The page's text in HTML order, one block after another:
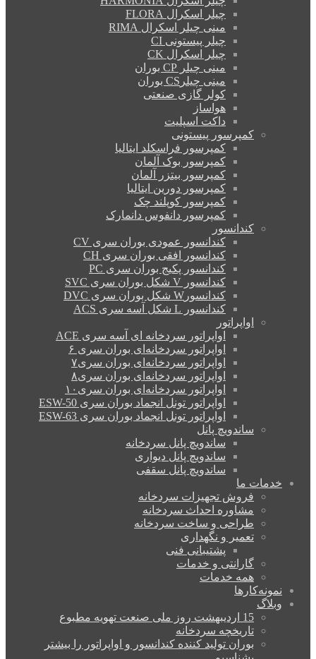
چیلر اسکرال FLORA
مینی چیلر اسکرال RIMA
چیلر پیستونی CI
چیلر اسکرال CK
مینی چیلر CP بوران
مینی چیلرCS بوران
کولر گازی صنعتی
هواساز
داکت اسپلیت
کمپرسور پیستونی
کمپرسور فراسکلد ایتالیا
کمپرسور بوک آلمان
کمپرسور بیتزر آلمان
کمپرسور دورین ایتالیا
کمپرسور کوپلند چک
کمپرسور دانفوس دانمارک
کندانسور
کندانسور عمودی بوران سری CV
کندانسور افقی بوران سری CH
کندانسور پکیج بوران سری PC
کندانسور V شکل بوران سری SVC
کندانسورW شکل بوران سری DVC
کندانسور L شکل آسه سری ACS
اواپراتور
اواپراتور سردخانه ای آسه سری ACE
اواپراتور سردخانه‌ای بوران سری ۶
اواپراتور سردخانه‌ای بوران سری۷
اواپراتور سردخانه‌ای بوران سری۸
اواپراتور سردخانه‌ای بوران سری۱۰
اواپراتور تونل انجماد بوران سری ESW-50
اواپراتور تونل انجماد بوران سری ESW-63
ساندویچ پانل
ساندویچ پانل سردخانه
ساندویچ پانل دیواری
ساندویچ پانل سقفی
خدمات ما
فروش تجهیزات سردخانه
مشاوره احداث سردخانه
طراحی و ساخت سردخانه
تعمیر و نگهداری
پشتیبانی فنی
گارانتی و خدمات
همه خدمات
نمونه‌کارها
وبلاگ
تاریخچه سردخانه
بوران تولید کننده کندانسور و اواپراتور را بیشتر